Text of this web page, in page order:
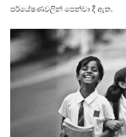
පර්යේෂණවලින් පෙන්වා දී ඇත.